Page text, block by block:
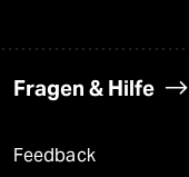
Fragen & Hilfe
Feedback